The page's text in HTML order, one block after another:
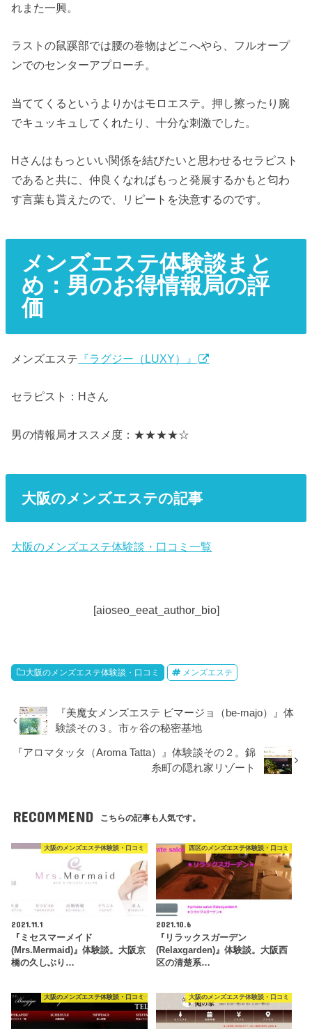
れまた一興。
ラストの鼠蹊部では腰の巻物はどこへやら、フルオープ
ンでのセンターアプローチ。
当ててくるというよりかはモロエステ。押し擦ったり腕
でキュッキュしてくれたり、十分な刺激でした。
Hさんはもっといい関係を結びたいと思わせるセラピスト
であると共に、仲良くなればもっと発展するかもと匂わ
す言葉も貰えたので、リピートを決意するのです。
メンズエステ体験談まと
め：男のお得情報局の評
価
メンズエステ 『ラグジー（LUXY）』
セラピスト：Hさん
男の情報局オススメ度：★★★★☆
大阪のメンズエステの記事
大阪のメンズエステ体験談・口コミ一覧
[aioseo_eeat_author_bio]
大阪のメンズエステ体験談・口コミ メンズエステ
『美魔女メンズエステ ビマージョ（be-majo）』体
験談その３。市ヶ谷の秘密基地
『アロマタッタ（Aroma Tatta）』体験談その２。錦
糸町の隠れ家リゾート
RECOMMEND こちらの記事も人気です。
大阪のメンズエステ体験談・口コミ
2021.11.1
『ミセスマーメイド
(Mrs.Mermaid)』体験談。大阪京
橋の久しぶり…
西区のメンズエステ体験談・口コミ
2021.10.6
『リラックスガーデン
(Relaxgarden)』体験談。大阪西
区の清楚系…
大阪のメンズエステ体験談・口コミ 大阪のメンズエステ体験談・口コミ